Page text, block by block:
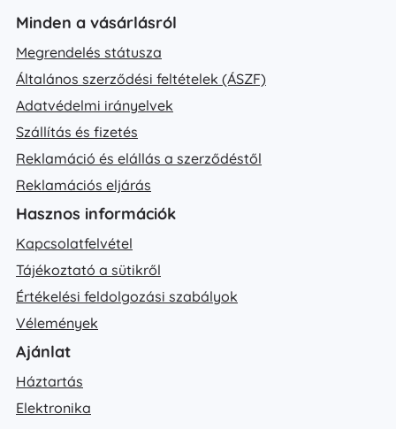
Minden a vásárlásról
Megrendelés státusza
Általános szerződési feltételek (ÁSZF)
Adatvédelmi irányelvek
Szállítás és fizetés
Reklamáció és elállás a szerződéstől
Reklamációs eljárás
Hasznos információk
Kapcsolatfelvétel
Tájékoztató a sütikről
Értékelési feldolgozási szabályok
Vélemények
Ajánlat
Háztartás
Elektronika